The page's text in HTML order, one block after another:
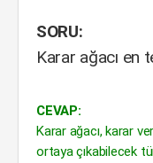
SORU:
Karar ağacı en
CEVAP:
Karar ağacı, karar
ortaya çıkabilecek